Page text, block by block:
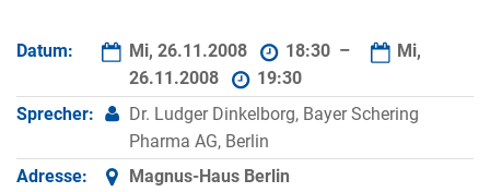
Datum: Mi, 26.11.2008 18:30 –
Mi,
26.11.2008
19:30
Sprecher:
Dr. Ludger Dinkelborg, Bayer Schering
Pharma AG, Berlin
Adresse:
Magnus-Haus Berlin